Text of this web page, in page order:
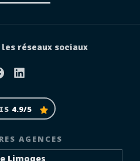
réseaux sociaux
Linkedin
4.9/5
AGENCES
Limoges